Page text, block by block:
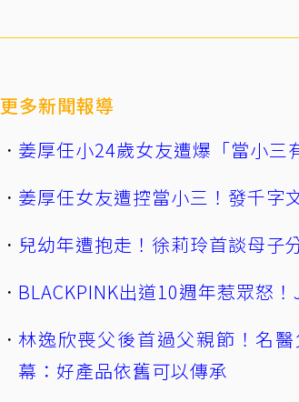
更多新聞報導
姜厚任小24歲女友遭爆「當小三
姜厚任女友遭控當小三！發千字
兒幼年遭抱走！徐莉玲首談母子
BLACKPINK出道10週年惹眾怒
林逸欣喪父後首過父親節！名
幕：好產品依舊可以傳承